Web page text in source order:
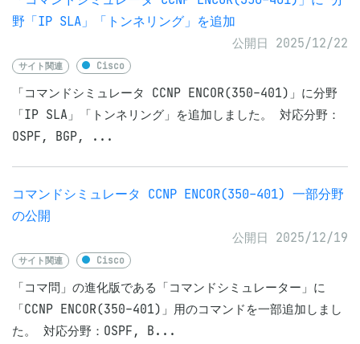
野「IP SLA」「トンネリング」を追加
公開日 2025/12/22
サイト関連 Cisco
「コマンドシミュレータ CCNP ENCOR(350-401)」に分野
「IP SLA」「トンネリング」を追加しました。 対応分野：
OSPF, BGP, ...
コマンドシミュレータ CCNP ENCOR(350-401) 一部分野
の公開
公開日 2025/12/19
サイト関連 Cisco
「コマ問」の進化版である「コマンドシミュレーター」に
「CCNP ENCOR(350-401)」用のコマンドを一部追加しまし
た。 対応分野：OSPF, B...